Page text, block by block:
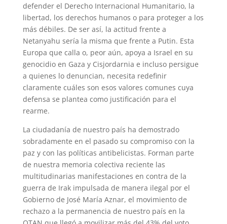
defender el Derecho Internacional Humanitario, la
libertad, los derechos humanos o para proteger a los
más débiles. De ser así, la actitud frente a
Netanyahu sería la misma que frente a Putin. Esta
Europa que calla o, peor aún, apoya a Israel en su
genocidio en Gaza y Cisjordarnia e incluso persigue
a quienes lo denuncian, necesita redefinir
claramente cuáles son esos valores comunes cuya
defensa se plantea como justificación para el
rearme.
La ciudadanía de nuestro país ha demostrado
sobradamente en el pasado su compromiso con la
paz y con las políticas antibelicistas. Forman parte
de nuestra memoria colectiva reciente las
multitudinarias manifestaciones en contra de la
guerra de Irak impulsada de manera ilegal por el
Gobierno de José María Aznar, el movimiento de
rechazo a la permanencia de nuestro país en la